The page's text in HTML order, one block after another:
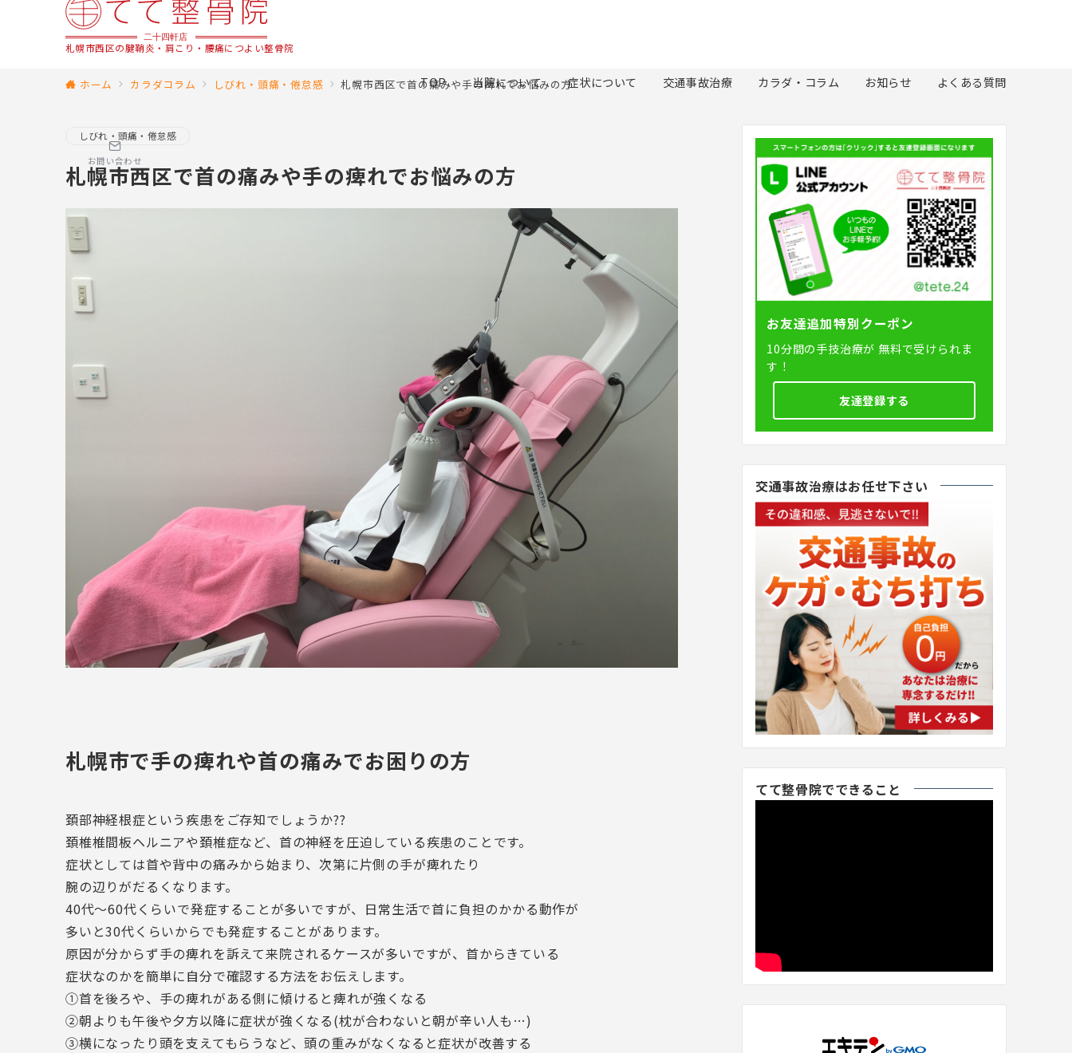
札幌市西区の腱鞘炎・肩こり・腰痛につよい整骨院
TOP 当院について 症状について 交通事故治療 カラダ・コラム お知らせ よくある質問
お問い合わせ
ホーム カラダコラム しびれ・頭痛・倦怠感 札幌市西区で首の痛みや手の痺れでお悩みの方
しびれ・頭痛・倦怠感
札幌市西区で首の痛みや手の痺れでお悩みの方
札幌市で手の痺れや首の痛みでお困りの方
頚部神経根症という疾患をご存知でしょうか??
頚椎椎間板ヘルニアや頚椎症など、首の神経を圧迫している疾患のことです。
症状としては首や背中の痛みから始まり、次第に片側の手が痺れたり
腕の辺りがだるくなります。
40代～60代くらいで発症することが多いですが、日常生活で首に負担のかかる動作が
多いと30代くらいからでも発症することがあります。
原因が分からず手の痺れを訴えて来院されるケースが多いですが、首からきている
症状なのかを簡単に自分で確認する方法をお伝えします。
①首を後ろや、手の痺れがある側に傾けると痺れが強くなる
②朝よりも午後や夕方以降に症状が強くなる(枕が合わないと朝が辛い人も…)
③横になったり頭を支えてもらうなど、頭の重みがなくなると症状が改善する
お友達追加特別クーポン
10分間の手技治療が 無料で受けられま
す！
友達登録する
交通事故治療はお任せ下さい
てて整骨院でできること